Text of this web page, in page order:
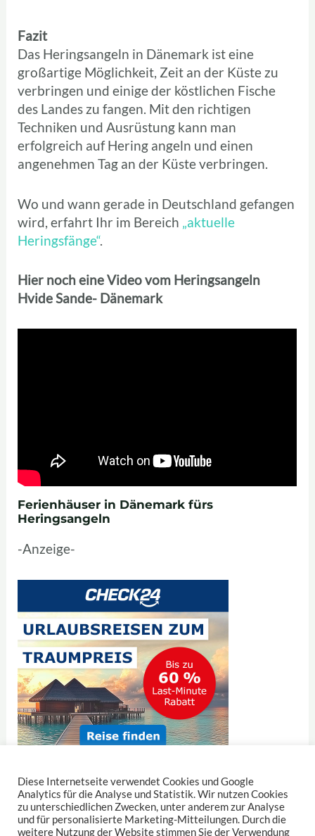
Fazit
Das Heringsangeln in Dänemark ist eine
großartige Möglichkeit, Zeit an der Küste zu
verbringen und einige der köstlichen Fische
des Landes zu fangen. Mit den richtigen
Techniken und Ausrüstung kann man
erfolgreich auf Hering angeln und einen
angenehmen Tag an der Küste verbringen.
Wo und wann gerade in Deutschland gefangen
wird, erfahrt Ihr im Bereich „aktuelle
Heringsfänge“.
Hier noch eine Video vom Heringsangeln
Hvide Sande- Dänemark
Ferienhäuser in Dänemark fürs
Heringsangeln
-Anzeige-
Datenschutz|Impressum
Diese Internetseite verwendet Cookies und Google
Analytics für die Analyse und Statistik. Wir nutzen Cookies
zu unterschiedlichen Zwecken, unter anderem zur Analyse
und für personalisierte Marketing-Mitteilungen. Durch die
weitere Nutzung der Website stimmen Sie der Verwendung